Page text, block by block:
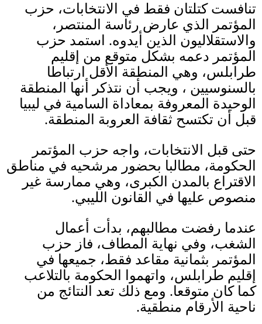
تنافست كتلتان فقط في الانتخابات، حزب
المؤتمر الذي عارض رئاسة المنتصر،
والاستقلاليون الذين أيدوه. استمد حزب
المؤتمر دعمه بشكل متوقع من إقليم
طرابلس، وهي المنطقة الأقل ارتباطا
بالسنوسيين ، ويجب أن نتذكر أنها المنطقة
الوحيدة المعروفة بمعاداة السامية في ليبيا
قبل أن تكتسح ثقافة العروبة المنطقة.
حتى قبل الانتخابات، واجه حزب المؤتمر
الحكومة، مطالبا بحضور مرشحيه في مناطق
الاقتراع بالمدن الكبرى، وهي ممارسة غير
منصوص عليها في القانون الليبي.
عندما رفضت مطالبهم، بدأت أعمال
الشغب، وفي نهاية المطاف، فاز حزب
المؤتمر بثمانية مقاعد فقط، جميعها في
إقليم طرابلس، واتهموا الحكومة بالتلاعب
كما كان متوقعا. ومع ذلك تعد النتائج من
ناحية الأرقام منطقية.